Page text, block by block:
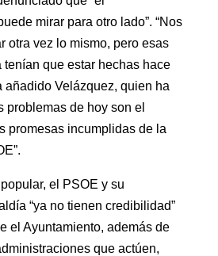
mirar para otro lado”. “Nos
otra vez lo mismo, pero esas
tenían que estar hechas hace
añadido Velázquez, quien ha
problemas de hoy son el
promesas incumplidas de la
el PSOE y su
“ya no tienen credibilidad”
el Ayuntamiento, además de
que actúen,